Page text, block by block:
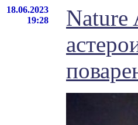
18.06.2023
19:28
Nature